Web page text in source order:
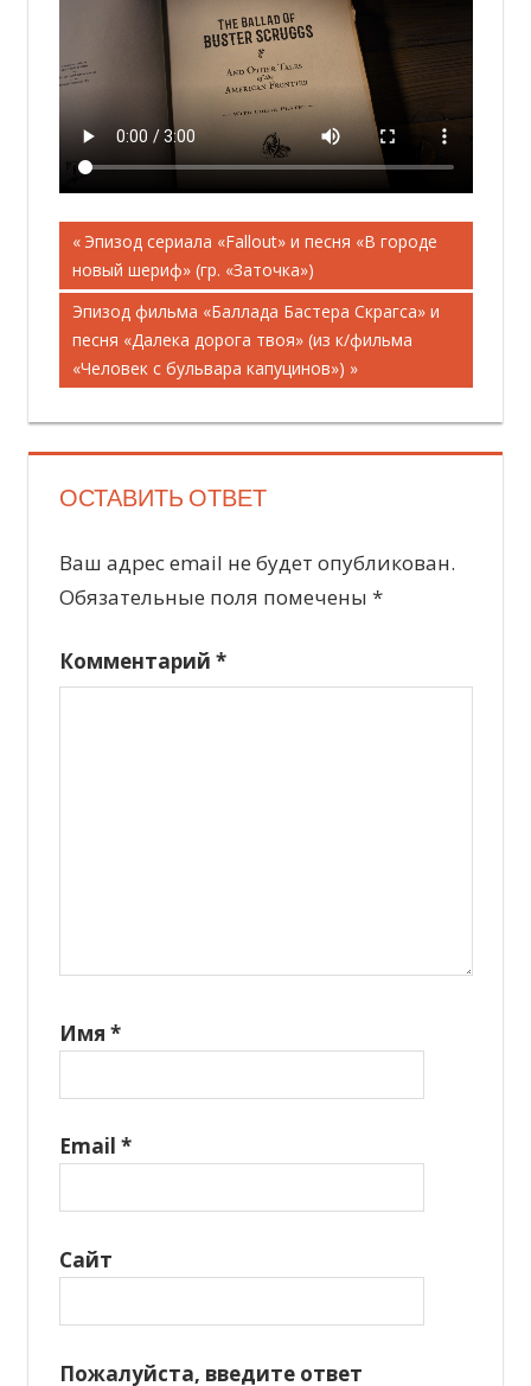
Навигация
по
записям
Предыдущая
запись;
Эпизод сериала «Fallout» и песня «В городе
новый шериф» (гр. «Заточка»)
Следующая
запись:
Эпизод фильма «Баллада Бастера Скрагса» и
песня «Далека дорога твоя» (из к/фильма
«Человек с бульвара капуцинов»)
ОСТАВИТЬ ОТВЕТ
Ваш адрес email не будет опубликован.
Обязательные поля помечены *
Комментарий *
Имя *
Email *
Сайт
Пожалуйста, введите ответ